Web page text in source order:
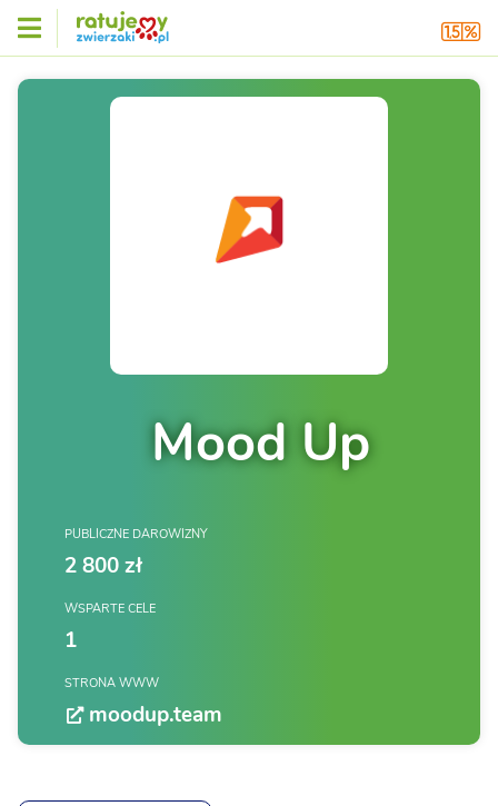
Mood Up
PUBLICZNE DAROWIZNY
2 800 zł
WSPARTE CELE
1
STRONA WWW
moodup.team